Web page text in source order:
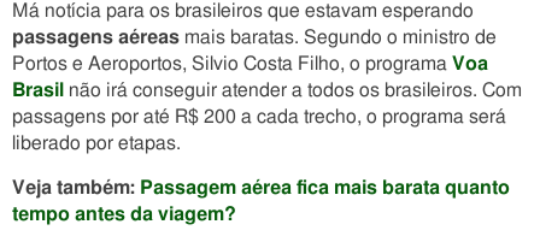
Má notícia para os brasileiros que estavam esperando
passagens aéreas mais baratas. Segundo o ministro de
Portos e Aeroportos, Silvio Costa Filho, o programa Voa
Brasil não irá conseguir atender a todos os brasileiros. Com
passagens por até R$ 200 a cada trecho, o programa será
liberado por etapas.
Veja também: Passagem aérea fica mais barata quanto
tempo antes da viagem?